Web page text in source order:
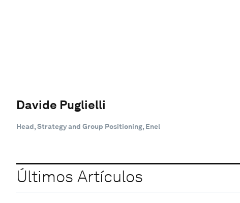
Davide Puglielli
Head, Strategy and Group Positioning, Enel
Últimos Artículos